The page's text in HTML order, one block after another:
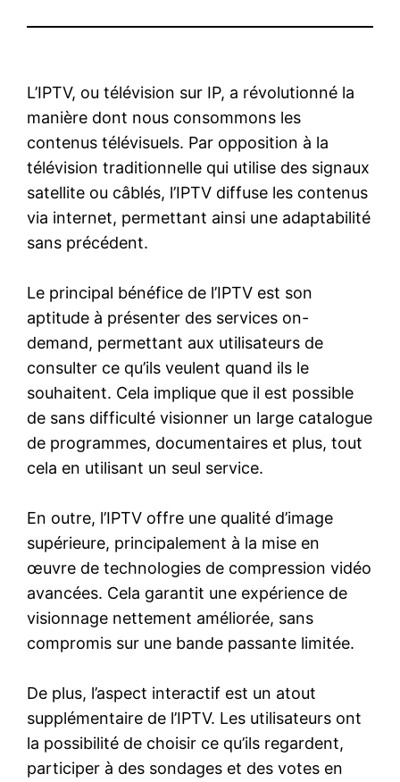
L’IPTV, ou télévision sur IP, a révolutionné la
manière dont nous consommons les
contenus télévisuels. Par opposition à la
télévision traditionnelle qui utilise des signaux
satellite ou câblés, l’IPTV diffuse les contenus
via internet, permettant ainsi une adaptabilité
sans précédent.
Le principal bénéfice de l’IPTV est son
aptitude à présenter des services on-
demand, permettant aux utilisateurs de
consulter ce qu’ils veulent quand ils le
souhaitent. Cela implique que il est possible
de sans difficulté visionner un large catalogue
de programmes, documentaires et plus, tout
cela en utilisant un seul service.
En outre, l’IPTV offre une qualité d’image
supérieure, principalement à la mise en
œuvre de technologies de compression vidéo
avancées. Cela garantit une expérience de
visionnage nettement améliorée, sans
compromis sur une bande passante limitée.
De plus, l’aspect interactif est un atout
supplémentaire de l’IPTV. Les utilisateurs ont
la possibilité de choisir ce qu’ils regardent,
participer à des sondages et des votes en